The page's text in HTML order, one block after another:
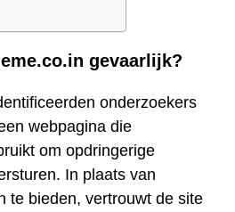
gevaarlijk?
onderzoekers
webpagina die
om opdringerige
In plaats van
te bieden, vertrouwt de site